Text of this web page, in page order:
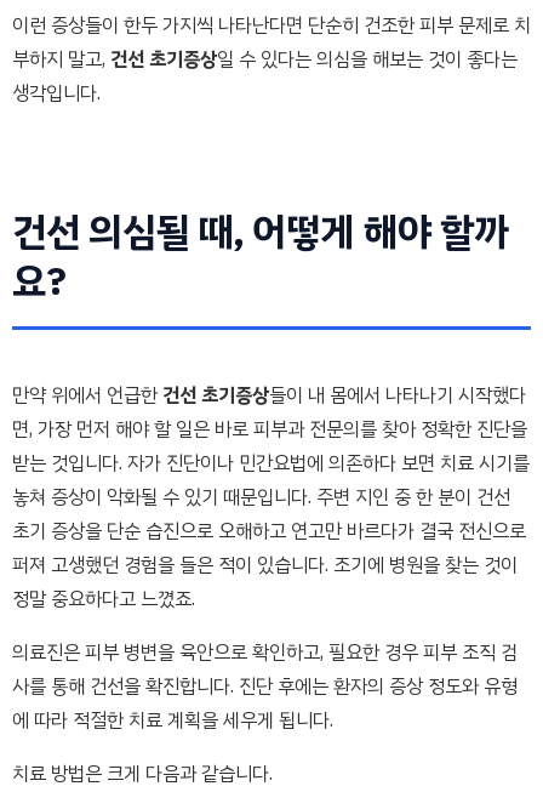
이런 증상들이 한두 가지씩 나타난다면 단순히 건조한 피부 문제로 치
부하지 말고, 건선 초기증상일 수 있다는 의심을 해보는 것이 좋다는
생각입니다.
건선 의심될 때, 어떻게 해야 할까
요?
만약 위에서 언급한건선 초기증상들이 내 몸에서 나타나기 시작했다
면, 가장 먼저 해야 할 일은 바로 피부과 전문의를 찾아 정확한 진단을
받는 것입니다. 자가 진단이나 민간요법에 의존하다 보면 치료 시기를
놓쳐 증상이 악화될 수 있기 때문입니다. 주변 지인 중 한 분이 건선
초기 증상을 단순 습진으로 오해하고 연고만 바르다가 결국 전신으로
퍼져 고생했던 경험을 들은 적이 있습니다. 조기에 병원을 찾는 것이
정말 중요하다고 느꼈죠.
의료진은 피부 병변을 육안으로 확인하고, 필요한 경우 피부 조직 검
사를 통해 건선을 확진합니다. 진단 후에는 환자의 증상 정도와 유형
에 따라 적절한 치료 계획을 세우게 됩니다.
치료 방법은 크게 다음과 같습니다.